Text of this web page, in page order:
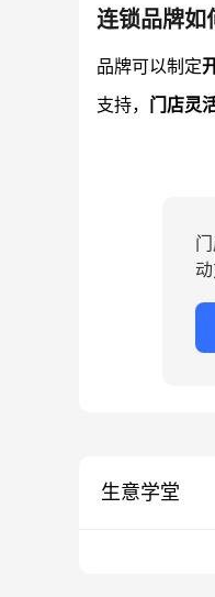
连锁品牌如
品牌可以制定
支持， 门店灵
生意学堂